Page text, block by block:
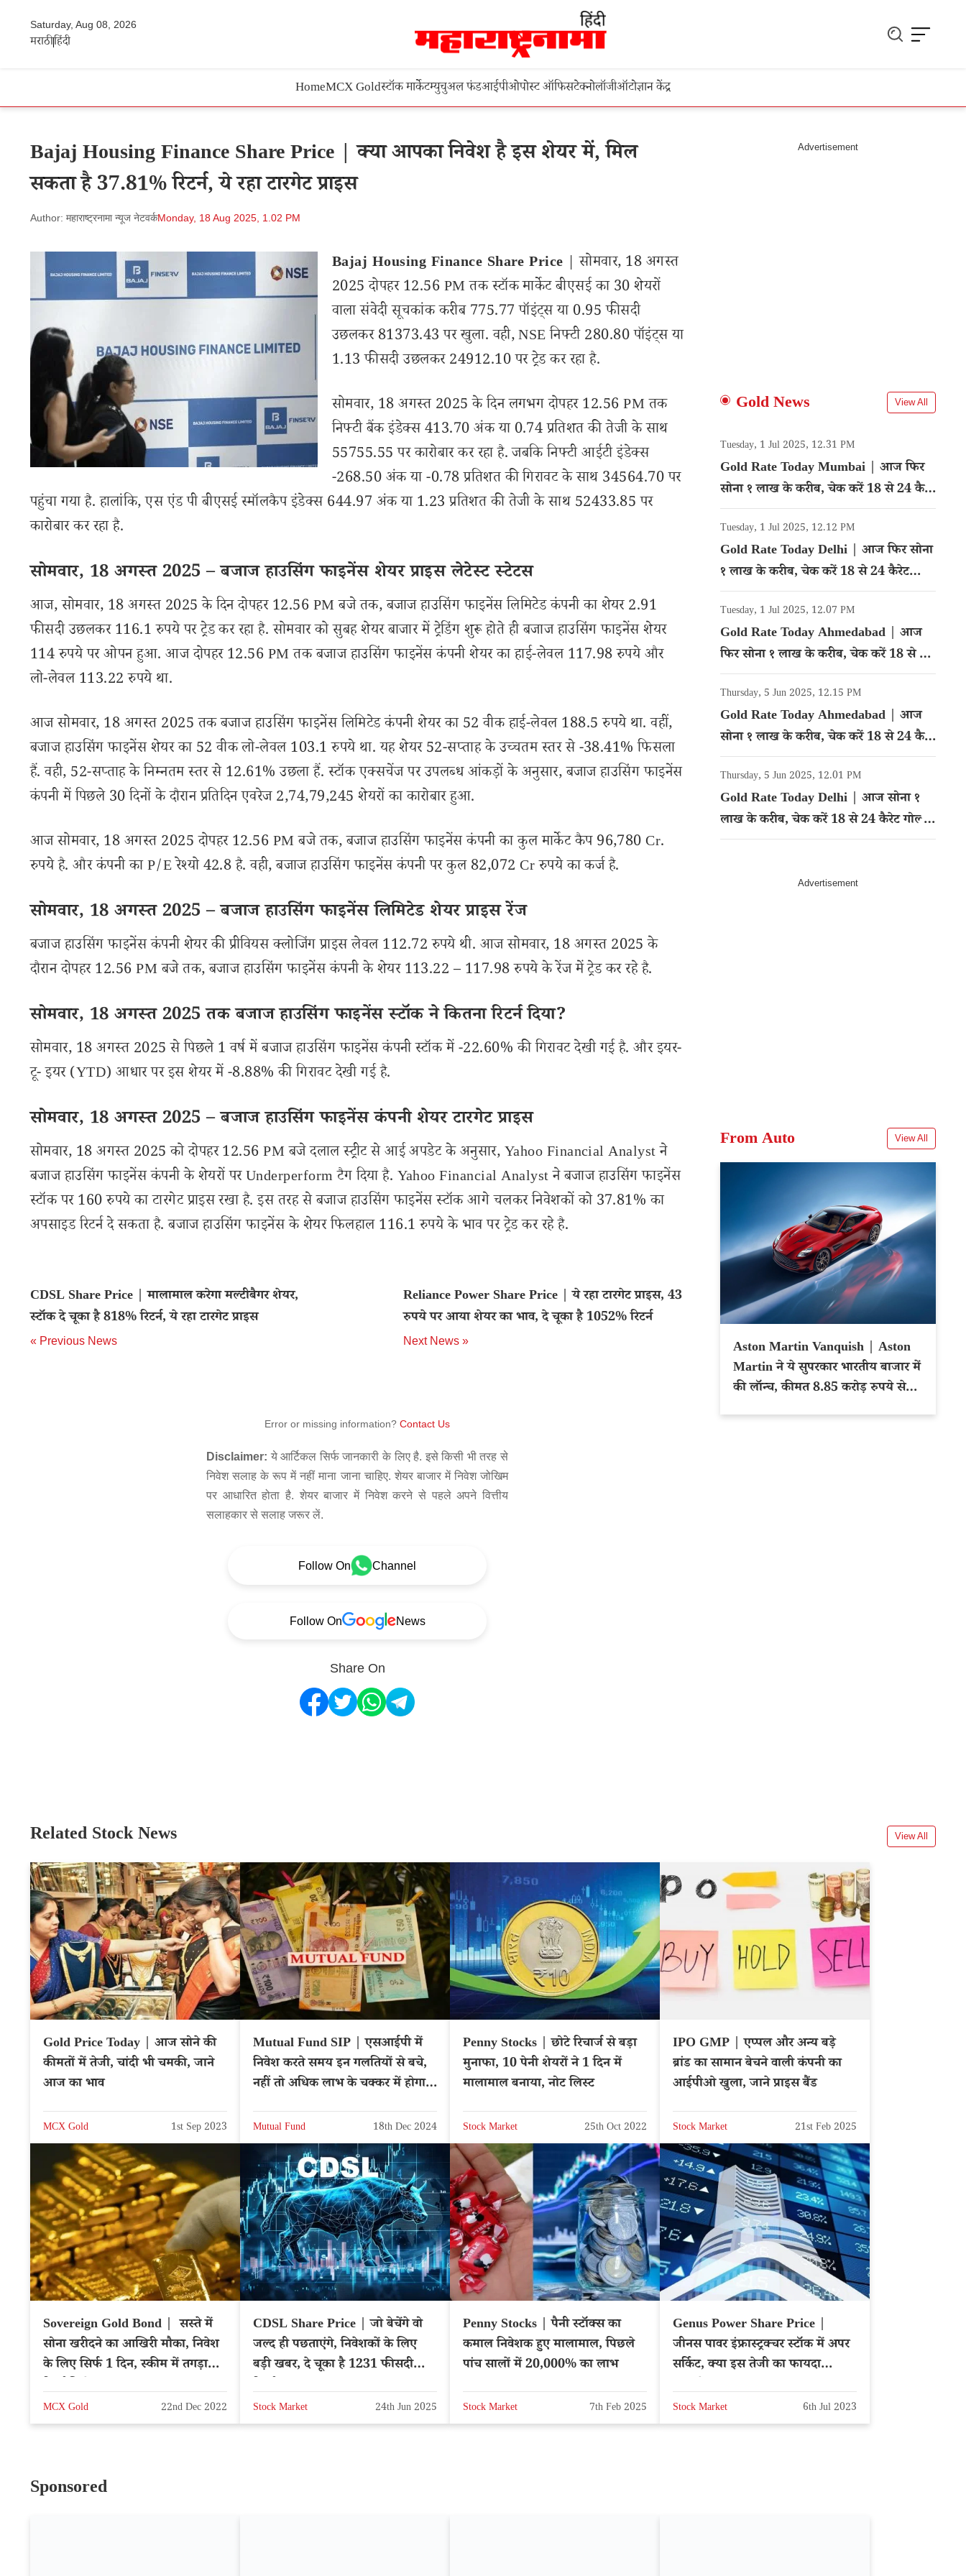
Saturday, Aug 08, 2026
मराठीहिंदी
HomeMCX Goldस्टॉक मार्केटम्युचुअल फंडआईपीओपोस्ट ऑफिसटेक्नोलॉजीऑटोज्ञान केंद्र
Bajaj Housing Finance Share Price | क्या आपका निवेश है इस शेयर में, मिल
सकता है 37.81% रिटर्न, ये रहा टारगेट प्राइस
Author: महाराष्ट्रनामा न्यूज नेटवर्कMonday, 18 Aug 2025, 1.02 PM
Bajaj Housing Finance Share Price | सोमवार, 18 अगस्त
2025 दोपहर 12.56 PM तक स्टॉक मार्केट बीएसई का 30 शेयरों
वाला संवेदी सूचकांक करीब 775.77 पॉइंट्स या 0.95 फीसदी
उछलकर 81373.43 पर खुला. वही, NSE निफ्टी 280.80 पॉइंट्स या
1.13 फीसदी उछलकर 24912.10 पर ट्रेड कर रहा है.
सोमवार, 18 अगस्त 2025 के दिन लगभग दोपहर 12.56 PM तक
निफ्टी बैंक इंडेक्स 413.70 अंक या 0.74 प्रतिशत की तेजी के साथ
55755.55 पर कारोबार कर रहा है. जबकि निफ्टी आईटी इंडेक्स
-268.50 अंक या -0.78 प्रतिशत की गिरावट के साथ 34564.70 पर
पहुंचा गया है. हालांकि, एस एंड पी बीएसई स्मॉलकैप इंडेक्स 644.97 अंक या 1.23 प्रतिशत की तेजी के साथ 52433.85 पर
कारोबार कर रहा है.
सोमवार, 18 अगस्त 2025 – बजाज हाउसिंग फाइनेंस शेयर प्राइस लेटेस्ट स्टेटस
आज, सोमवार, 18 अगस्त 2025 के दिन दोपहर 12.56 PM बजे तक, बजाज हाउसिंग फाइनेंस लिमिटेड कंपनी का शेयर 2.91
फीसदी उछलकर 116.1 रुपये पर ट्रेड कर रहा है. सोमवार को सुबह शेयर बाजार में ट्रेडिंग शुरू होते ही बजाज हाउसिंग फाइनेंस शेयर
114 रुपये पर ओपन हुआ. आज दोपहर 12.56 PM तक बजाज हाउसिंग फाइनेंस कंपनी शेयर का हाई-लेवल 117.98 रुपये और
लो-लेवल 113.22 रुपये था.
आज सोमवार, 18 अगस्त 2025 तक बजाज हाउसिंग फाइनेंस लिमिटेड कंपनी शेयर का 52 वीक हाई-लेवल 188.5 रुपये था. वहीं,
बजाज हाउसिंग फाइनेंस शेयर का 52 वीक लो-लेवल 103.1 रुपये था. यह शेयर 52-सप्ताह के उच्चतम स्तर से -38.41% फिसला
हैं. वही, 52-सप्ताह के निम्नतम स्तर से 12.61% उछला हैं. स्टॉक एक्सचेंज पर उपलब्ध आंकड़ों के अनुसार, बजाज हाउसिंग फाइनेंस
कंपनी में पिछले 30 दिनों के दौरान प्रतिदिन एवरेज 2,74,79,245 शेयरों का कारोबार हुआ.
आज सोमवार, 18 अगस्त 2025 दोपहर 12.56 PM बजे तक, बजाज हाउसिंग फाइनेंस कंपनी का कुल मार्केट कैप 96,780 Cr.
रुपये है. और कंपनी का P/E रेश्यो 42.8 है. वही, बजाज हाउसिंग फाइनेंस कंपनी पर कुल 82,072 Cr रुपये का कर्ज है.
सोमवार, 18 अगस्त 2025 – बजाज हाउसिंग फाइनेंस लिमिटेड शेयर प्राइस रेंज
बजाज हाउसिंग फाइनेंस कंपनी शेयर की प्रीवियस क्लोजिंग प्राइस लेवल 112.72 रुपये थी. आज सोमवार, 18 अगस्त 2025 के
दौरान दोपहर 12.56 PM बजे तक, बजाज हाउसिंग फाइनेंस कंपनी के शेयर 113.22 – 117.98 रुपये के रेंज में ट्रेड कर रहे है.
सोमवार, 18 अगस्त 2025 तक बजाज हाउसिंग फाइनेंस स्टॉक ने कितना रिटर्न दिया?
सोमवार, 18 अगस्त 2025 से पिछले 1 वर्ष में बजाज हाउसिंग फाइनेंस कंपनी स्टॉक में -22.60% की गिरावट देखी गई है. और इयर-
टू- इयर (YTD) आधार पर इस शेयर में -8.88% की गिरावट देखी गई है.
सोमवार, 18 अगस्त 2025 – बजाज हाउसिंग फाइनेंस कंपनी शेयर टारगेट प्राइस
सोमवार, 18 अगस्त 2025 को दोपहर 12.56 PM बजे दलाल स्ट्रीट से आई अपडेट के अनुसार, Yahoo Financial Analyst ने
बजाज हाउसिंग फाइनेंस कंपनी के शेयरों पर Underperform टैग दिया है. Yahoo Financial Analyst ने बजाज हाउसिंग फाइनेंस
स्टॉक पर 160 रुपये का टारगेट प्राइस रखा है. इस तरह से बजाज हाउसिंग फाइनेंस स्टॉक आगे चलकर निवेशकों को 37.81% का
अपसाइड रिटर्न दे सकता है. बजाज हाउसिंग फाइनेंस के शेयर फिलहाल 116.1 रुपये के भाव पर ट्रेड कर रहे है.
CDSL Share Price | मालामाल करेगा मल्टीबैगर शेयर,
स्टॉक दे चूका है 818% रिटर्न, ये रहा टारगेट प्राइस
« Previous News
Reliance Power Share Price | ये रहा टारगेट प्राइस, 43
रुपये पर आया शेयर का भाव, दे चूका है 1052% रिटर्न
Next News »
Error or missing information? Contact Us
Disclaimer: ये आर्टिकल सिर्फ जानकारी के लिए है. इसे किसी भी तरह से
निवेश सलाह के रूप में नहीं माना जाना चाहिए. शेयर बाजार में निवेश जोखिम
पर आधारित होता है. शेयर बाजार में निवेश करने से पहले अपने वित्तीय
सलाहकार से सलाह जरूर लें.
Follow On Channel
Follow On News
Share On
Gold News View All
Tuesday, 1 Jul 2025, 12.31 PM
Gold Rate Today Mumbai | आज फिर
सोना १ लाख के करीब, चेक करें 18 से 24 कैरेट
गोल्ड का रेट
Tuesday, 1 Jul 2025, 12.12 PM
Gold Rate Today Delhi | आज फिर सोना
१ लाख के करीब, चेक करें 18 से 24 कैरेट
गोल्ड का रेट
Tuesday, 1 Jul 2025, 12.07 PM
Gold Rate Today Ahmedabad | आज
फिर सोना १ लाख के करीब, चेक करें 18 से 24
कैरेट गोल्ड का रेट
Thursday, 5 Jun 2025, 12.15 PM
Gold Rate Today Ahmedabad | आज
सोना १ लाख के करीब, चेक करें 18 से 24 कैरेट
गोल्ड का रेट
Thursday, 5 Jun 2025, 12.01 PM
Gold Rate Today Delhi | आज सोना १
लाख के करीब, चेक करें 18 से 24 कैरेट गोल्ड
का रेट
From Auto View All
Aston Martin Vanquish | Aston
Martin ने ये सुपरकार भारतीय बाजार में
की लॉन्च, कीमत 8.85 करोड़ रुपये से
Related Stock News View All
Gold Price Today | आज सोने की
कीमतों में तेजी, चांदी भी चमकी, जाने
आज का भाव
MCX Gold 1st Sep 2023
Mutual Fund SIP | एसआईपी में
निवेश करते समय इन गलतियों से बचे,
नहीं तो अधिक लाभ के चक्कर में होगा
Mutual Fund 18th Dec 2024
Penny Stocks | छोटे रिचार्ज से बड़ा
मुनाफा, 10 पेनी शेयरों ने 1 दिन में
मालामाल बनाया, नोट लिस्ट
Stock Market 25th Oct 2022
IPO GMP | एप्पल और अन्य बड़े
ब्रांड का सामान बेचने वाली कंपनी का
आईपीओ खुला, जाने प्राइस बैंड
Stock Market 21st Feb 2025
Sovereign Gold Bond | सस्ते में
सोना खरीदने का आखिरी मौका, निवेश
के लिए सिर्फ 1 दिन, स्कीम में तगड़ा
MCX Gold 22nd Dec 2022
CDSL Share Price | जो बेचेंगे वो
जल्द ही पछताएंगे, निवेशकों के लिए
बड़ी खबर, दे चूका है 1231 फीसदी
Stock Market 24th Jun 2025
Penny Stocks | पैनी स्टॉक्स का
कमाल निवेशक हुए मालामाल, पिछले
पांच सालों में 20,000% का लाभ
Stock Market 7th Feb 2025
Genus Power Share Price |
जीनस पावर इंफ्रास्ट्रक्चर स्टॉक में अपर
सर्किट, क्या इस तेजी का फायदा
Stock Market 6th Jul 2023
Sponsored